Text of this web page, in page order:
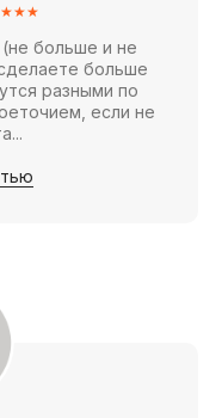
больше и не
больше
разными по
если не